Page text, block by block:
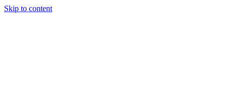
Skip to content